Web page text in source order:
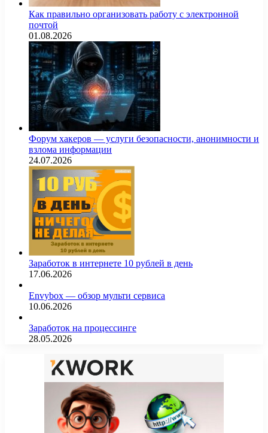
Как правильно организовать работу с электронной
почтой
01.08.2026
Форум хакеров — услуги безопасности, анонимности и
взлома информации
24.07.2026
Заработок в интернете 10 рублей в день
17.06.2026
Envybox — обзор мульти сервиса
10.06.2026
Заработок на процессинге
28.05.2026